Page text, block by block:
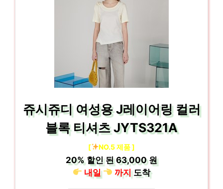
쥬시쥬디 여성용 J레이어링 컬러
블록 티셔츠 JYTS321A
[ NO.5 제품 ]
20% 할인 된63,000 원
내일
까지도착